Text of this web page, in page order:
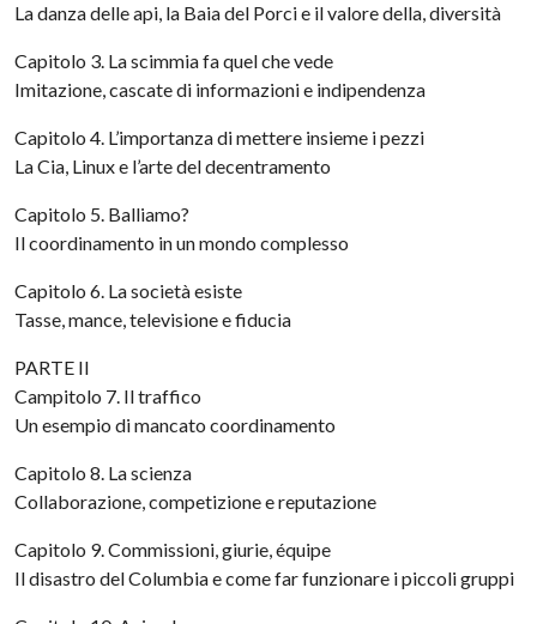
La danza delle api, la Baia del Porci e il valore della, diversità
Capitolo 3. La scimmia fa quel che vede
Imitazione, cascate di informazioni e indipendenza
Capitolo 4. L’importanza di mettere insieme i pezzi
La Cia, Linux e l’arte del decentramento
Capitolo 5. Balliamo?
Il coordinamento in un mondo complesso
Capitolo 6. La società esiste
Tasse, mance, televisione e fiducia
PARTE II
Campitolo 7. Il traffico
Un esempio di mancato coordinamento
Capitolo 8. La scienza
Collaborazione, competizione e reputazione
Capitolo 9. Commissioni, giurie, équipe
Il disastro del Columbia e come far funzionare i piccoli gruppi